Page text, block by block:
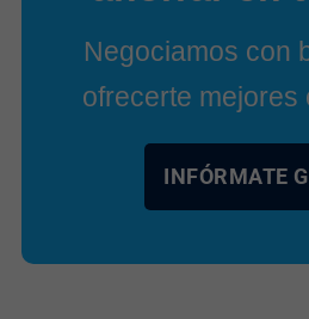
Negociamos con
ofrecerte mejores
INFÓRMATE